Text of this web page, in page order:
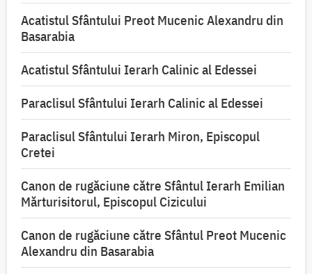
Acatistul Sfântului Preot Mucenic Alexandru din
Basarabia
Acatistul Sfântului Ierarh Calinic al Edessei
Paraclisul Sfântului Ierarh Calinic al Edessei
Paraclisul Sfântului Ierarh Miron, Episcopul
Cretei
Canon de rugăciune către Sfântul Ierarh Emilian
Mărturisitorul, Episcopul Cizicului
Canon de rugăciune către Sfântul Preot Mucenic
Alexandru din Basarabia